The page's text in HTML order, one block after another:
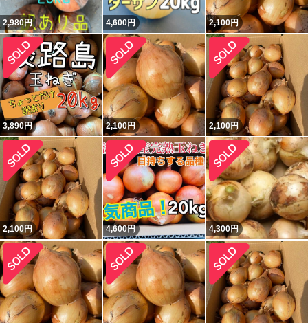
2,980円 4,600円 2,100円
3,890円 2,100円 2,100円
2,100円 4,600円 4,300円